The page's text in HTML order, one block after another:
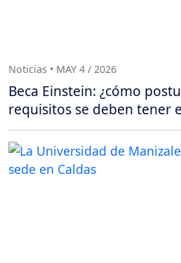
Noticias • MAY 4 / 2026
Beca Einstein: ¿cómo
requisitos se deben tener